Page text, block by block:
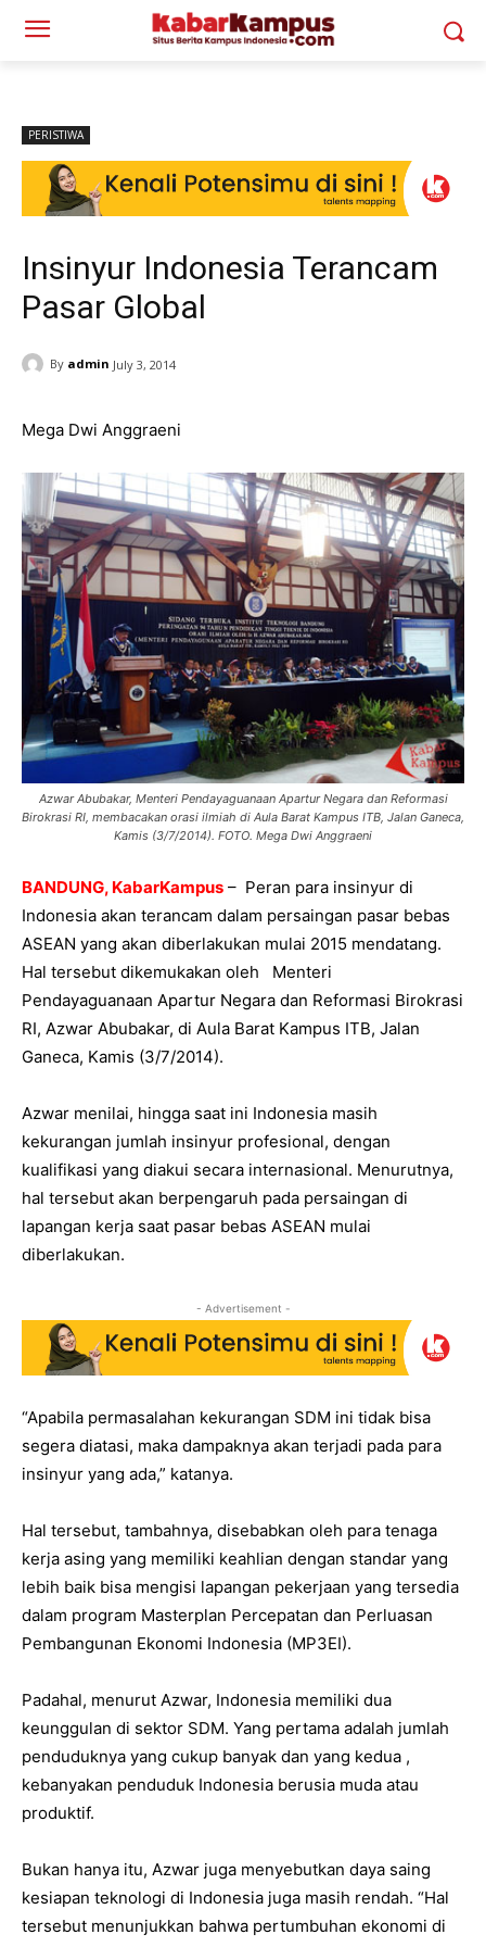
PERISTIWA
Insinyur Indonesia Terancam
Pasar Global
By admin July 3, 2014
Mega Dwi Anggraeni
Azwar Abubakar, Menteri Pendayaguanaan Apartur Negara dan Reformasi
Birokrasi RI, membacakan orasi ilmiah di Aula Barat Kampus ITB, Jalan Ganeca,
Kamis (3/7/2014). FOTO. Mega Dwi Anggraeni
BANDUNG, KabarKampus – Peran para insinyur di
Indonesia akan terancam dalam persaingan pasar bebas
ASEAN yang akan diberlakukan mulai 2015 mendatang.
Hal tersebut dikemukakan oleh Menteri
Pendayaguanaan Apartur Negara dan Reformasi Birokrasi
RI, Azwar Abubakar, di Aula Barat Kampus ITB, Jalan
Ganeca, Kamis (3/7/2014).
Azwar menilai, hingga saat ini Indonesia masih
kekurangan jumlah insinyur profesional, dengan
kualifikasi yang diakui secara internasional. Menurutnya,
hal tersebut akan berpengaruh pada persaingan di
lapangan kerja saat pasar bebas ASEAN mulai
diberlakukan.
- Advertisement -
“Apabila permasalahan kekurangan SDM ini tidak bisa
segera diatasi, maka dampaknya akan terjadi pada para
insinyur yang ada,” katanya.
Hal tersebut, tambahnya, disebabkan oleh para tenaga
kerja asing yang memiliki keahlian dengan standar yang
lebih baik bisa mengisi lapangan pekerjaan yang tersedia
dalam program Masterplan Percepatan dan Perluasan
Pembangunan Ekonomi Indonesia (MP3EI).
Padahal, menurut Azwar, Indonesia memiliki dua
keunggulan di sektor SDM. Yang pertama adalah jumlah
penduduknya yang cukup banyak dan yang kedua ,
kebanyakan penduduk Indonesia berusia muda atau
produktif.
Bukan hanya itu, Azwar juga menyebutkan daya saing
kesiapan teknologi di Indonesia juga masih rendah. “Hal
tersebut menunjukkan bahwa pertumbuhan ekonomi di